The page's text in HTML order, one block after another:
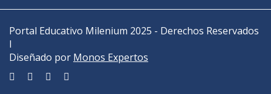
Portal Educativo Milenium 2025 - Derechos Reservados
I
Diseñado por Monos Expertos